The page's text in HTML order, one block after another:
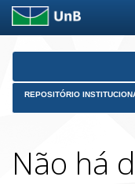
Skip
REPOSITÓRIO
Não há